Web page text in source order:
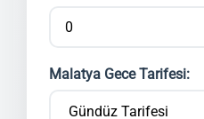
Malatya Gece Tarifesi: